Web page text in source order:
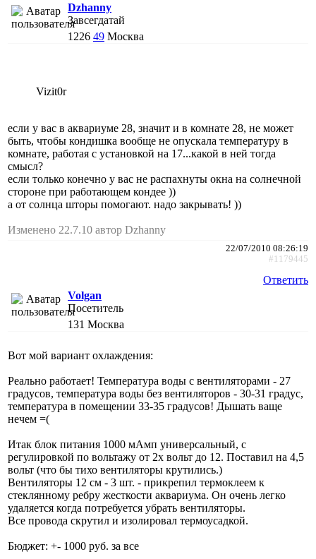
Dzhanny
Завсегдатай
1226 49 Москва
Vizit0r
если у вас в аквариуме 28, значит и в комнате 28, не может
быть, чтобы кондишка вообще не опускала температуру в
комнате, работая с установкой на 17...какой в ней тогда
смысл?
если только конечно у вас не распахнуты окна на солнечной
стороне при работающем кондее ))
а от солнца шторы помогают. надо закрывать! ))
Изменено 22.7.10 автор Dzhanny
22/07/2010 08:26:19
#1179445
Ответить
Volgan
Посетитель
131 Москва
Вот мой вариант охлаждения:
Реально работает! Температура воды с вентиляторами - 27
градусов, температура воды без вентиляторов - 30-31 градус,
температура в помещении 33-35 градусов! Дышать ваще
нечем =(
Итак блок питания 1000 мАмп универсальный, с
регулировкой по вольтажу от 2х вольт до 12. Поставил на 4,5
вольт (что бы тихо вентиляторы крутились.)
Вентиляторы 12 см - 3 шт. - прикрепил термоклеем к
стеклянному ребру жесткости аквариума. Он очень легко
удаляется когда потребуется убрать вентиляторы.
Все провода скрутил и изолировал термоусадкой.
Бюджет: +- 1000 руб. за все